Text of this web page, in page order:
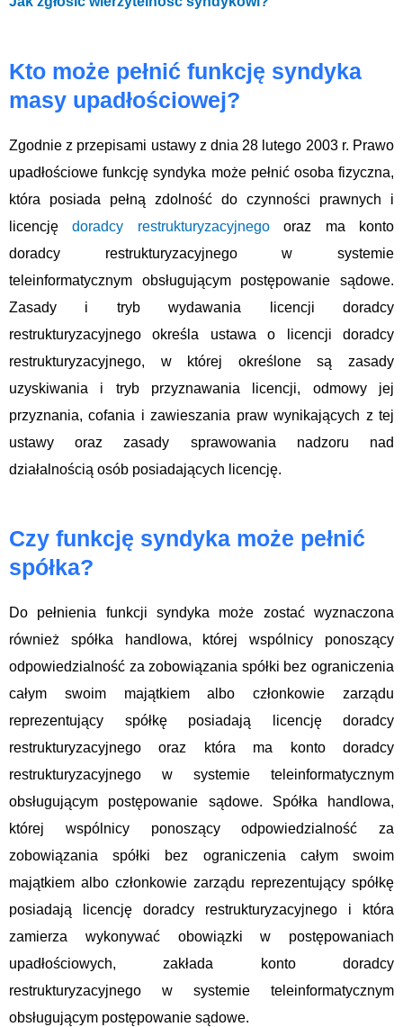
Kto może pełnić funkcję syndyka
masy upadłościowej?
Zgodnie z przepisami ustawy z dnia 28 lutego 2003 r. Prawo
upadłościowe funkcję syndyka może pełnić osoba fizyczna,
która posiada pełną zdolność do czynności prawnych i
licencjędoradcy restrukturyzacyjnegooraz ma konto
doradcy restrukturyzacyjnego w systemie
teleinformatycznym obsługującym postępowanie sądowe.
Zasady i tryb wydawania licencji doradcy
restrukturyzacyjnego określa ustawa o licencji doradcy
restrukturyzacyjnego, w której określone są zasady
uzyskiwania i tryb przyznawania licencji, odmowy jej
przyznania, cofania i zawieszania praw wynikających z tej
ustawy oraz zasady sprawowania nadzoru nad
działalnością osób posiadających licencję.
Czy funkcję syndyka może pełnić
spółka?
Do pełnienia funkcji syndyka może zostać wyznaczona
również spółka handlowa, której wspólnicy ponoszący
odpowiedzialność za zobowiązania spółki bez ograniczenia
całym swoim majątkiem albo członkowie zarządu
reprezentujący spółkę posiadają licencję doradcy
restrukturyzacyjnego oraz która ma konto doradcy
restrukturyzacyjnego w systemie teleinformatycznym
obsługującym postępowanie sądowe. Spółka handlowa,
której wspólnicy ponoszący odpowiedzialność za
zobowiązania spółki bez ograniczenia całym swoim
majątkiem albo członkowie zarządu reprezentujący spółkę
posiadają licencję doradcy restrukturyzacyjnego i która
zamierza wykonywać obowiązki w postępowaniach
upadłościowych, zakłada konto doradcy
restrukturyzacyjnego w systemie teleinformatycznym
obsługującym postępowanie sądowe.